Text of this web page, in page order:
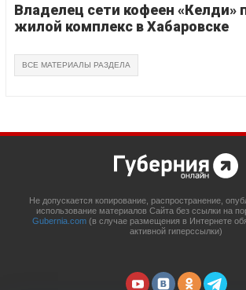
Владелец сети кофеен «Келди»
жилой комплекс в Хабаровске
ВСЕ МАТЕРИАЛЫ РАЗДЕЛА
Не допускается копирование, распространение,
использование материалов Сайта без ссылки на
Gubernia.com (в случае размещения в Интернете
активной гиперссылки)